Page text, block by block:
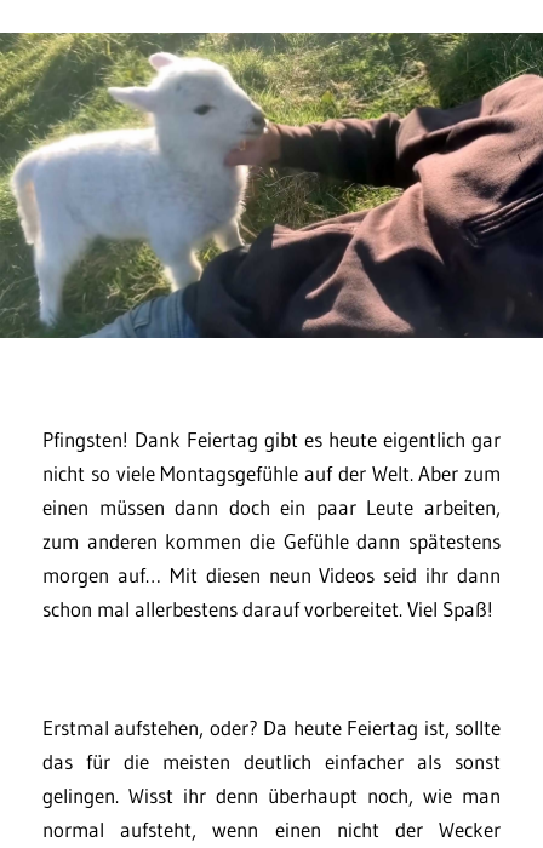
Pfingsten! Dank Feiertag gibt es heute eigentlich gar
nicht so viele Montagsgefühle auf der Welt. Aber zum
einen müssen dann doch ein paar Leute arbeiten,
zum anderen kommen die Gefühle dann spätestens
morgen auf… Mit diesen neun Videos seid ihr dann
schon mal allerbestens darauf vorbereitet. Viel Spaß!
Erstmal aufstehen, oder? Da heute Feiertag ist, sollte
das für die meisten deutlich einfacher als sonst
gelingen. Wisst ihr denn überhaupt noch, wie man
normal aufsteht, wenn einen nicht der Wecker